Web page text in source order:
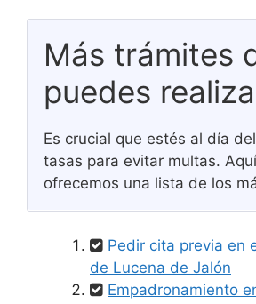
Más trámites
puedes
Es crucial que estés al día
tasas para evitar multas.
ofrecemos una lista de los
Pedir cita previa en
de Lucena de Jalón
Empadronamiento